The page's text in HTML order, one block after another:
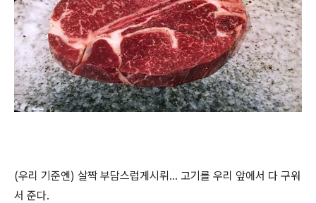
(우리 기준엔) 살짝 부담스럽게시뤼... 고기를 우리 앞에서 다 구워
서 준다.